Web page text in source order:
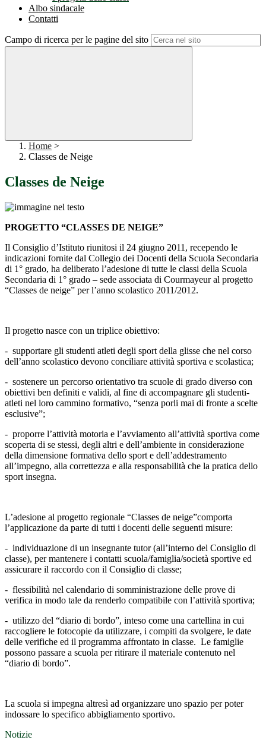
Albo sindacale
Contatti
Campo di ricerca per le pagine del sito
Home >
Classes de Neige
Classes de Neige
PROGETTO “CLASSES DE NEIGE”
Il Consiglio d’Istituto riunitosi il 24 giugno 2011, recependo le
indicazioni fornite dal Collegio dei Docenti della Scuola Secondaria
di 1° grado, ha deliberato l’adesione di tutte le classi della Scuola
Secondaria di 1° grado – sede associata di Courmayeur al progetto
“Classes de neige” per l’anno scolastico 2011/2012.
Il progetto nasce con un triplice obiettivo:
- supportare gli studenti atleti degli sport della glisse che nel corso
dell’anno scolastico devono conciliare attività sportiva e scolastica;
- sostenere un percorso orientativo tra scuole di grado diverso con
obiettivi ben definiti e validi, al fine di accompagnare gli studenti-
atleti nel loro cammino formativo, “senza porli mai di fronte a scelte
esclusive”;
- proporre l’attività motoria e l’avviamento all’attività sportiva come
scoperta di se stessi, degli altri e dell’ambiente in considerazione
della dimensione formativa dello sport e dell’addestramento
all’impegno, alla correttezza e alla responsabilità che la pratica dello
sport insegna.
L’adesione al progetto regionale “Classes de neige”comporta
l’applicazione da parte di tutti i docenti delle seguenti misure:
- individuazione di un insegnante tutor (all’interno del Consiglio di
classe), per mantenere i contatti scuola/famiglia/società sportive ed
assicurare il raccordo con il Consiglio di classe;
- flessibilità nel calendario di somministrazione delle prove di
verifica in modo tale da renderlo compatibile con l’attività sportiva;
- utilizzo del “diario di bordo”, inteso come una cartellina in cui
raccogliere le fotocopie da utilizzare, i compiti da svolgere, le date
delle verifiche ed il programma affrontato in classe. Le famiglie
possono passare a scuola per ritirare il materiale contenuto nel
“diario di bordo”.
La scuola si impegna altresì ad organizzare uno spazio per poter
indossare lo specifico abbigliamento sportivo.
Notizie